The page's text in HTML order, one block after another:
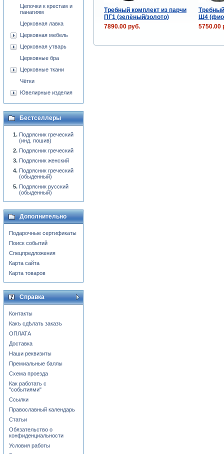
Требный комплект из парчи
ПГ1 (зелёный/золото)
Ш4
7890.00 руб.
5750.00
Цепочки к крестам и
панагиям
Церковная лавка
Церковная мебель
Церковная утварь
Церковные бра
Церковные ткани
Чётки
Ювелирные изделия
Бестселлеры
Подрясник греческий
(инд. пошив)
Подрясник греческий
Подрясник женский
Подрясник греческий
(обыденный)
Подрясник русский
(обыденный)
Дополнительно
Подарочные сертификаты
Поиск событий
Спецпредложения
Карта сайта
Карта товаров
Справка
Контакты
Какъ сдѣлать заказъ
ОПЛАТА
Доставка
Наши реквизиты
Премиальные баллы
Схема проезда
Как работать с
"событиями"
Ссылки
Православный календарь
Статьи
Обязательство о
конфиденциальности
Условия работы